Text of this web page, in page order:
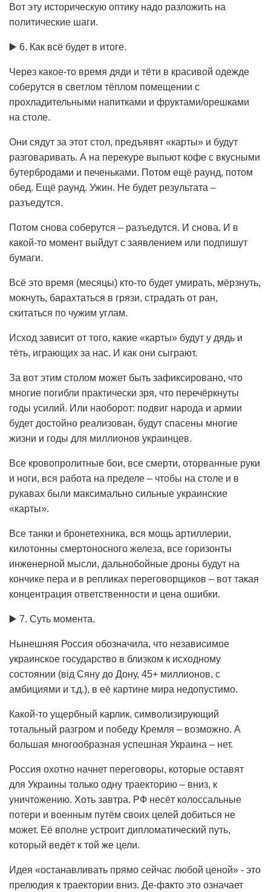
Вот эту историческую оптику надо разложить на
политические шаги.
▶️ 6. Как всё будет в итоге.
Через какое-то время дяди и тёти в красивой одежде
соберутся в светлом тёплом помещении с
прохладительными напитками и фруктами/орешками
на столе.
Они сядут за этот стол, предъявят «карты» и будут
разговаривать. А на перекуре выпьют кофе с вкусными
бутербродами и печеньками. Потом ещё раунд, потом
обед. Ещё раунд. Ужин. Не будет результата –
разъедутся.
Потом снова соберутся – разъедутся. И снова. И в
какой-то момент выйдут с заявлением или подпишут
бумаги.
Всё это время (месяцы) кто-то будет умирать, мёрзнуть,
мокнуть, барахтаться в грязи, страдать от ран,
скитаться по чужим углам.
Исход зависит от того, какие «карты» будут у дядь и
тёть, играющих за нас. И как они сыграют.
За вот этим столом может быть зафиксировано, что
многие погибли практически зря, что перечёркнуты
годы усилий. Или наоборот: подвиг народа и армии
будет достойно реализован, будут спасены многие
жизни и годы для миллионов украинцев.
Все кровопролитные бои, все смерти, оторванные руки
и ноги, вся работа на пределе – чтобы на столе и в
рукавах были максимально сильные украинские
«карты».
Все танки и бронетехника, вся мощь артиллерии,
килотонны смертоносного железа, все горизонты
инженерной мысли, дальнобойные дроны будут на
кончике пера и в репликах переговорщиков – вот такая
концентрация ответственности и цена ошибки.
▶️ 7. Суть момента.
Нынешняя Россия обозначила, что независимое
украинское государство в близком к исходному
состоянии (від Сяну до Дону, 45+ миллионов, с
амбициями и т.д.), в её картине мира недопустимо.
Какой-то ущербный карлик, символизирующий
тотальный разгром и победу Кремля – возможно. А
большая многообразная успешная Украина – нет.
Россия охотно начнет переговоры, которые оставят
для Украины только одну траекторию – вниз, к
уничтожению. Хоть завтра. РФ несёт колоссальные
потери и военным путём своих целей добиться не
может. Её вполне устроит дипломатический путь,
который ведёт к той же цели.
Идея «останавливать прямо сейчас любой ценой» - это
прелюдия к траектории вниз. Де-факто это означает